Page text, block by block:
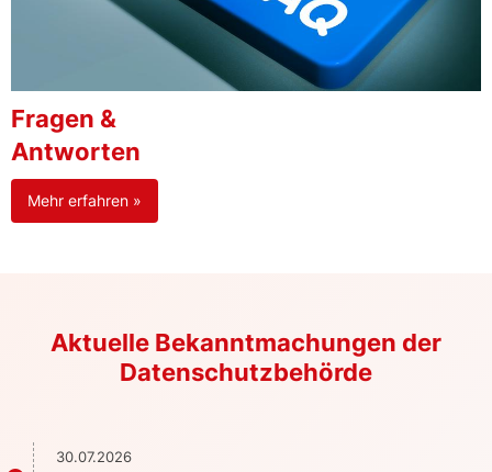
Fragen &
Antworten
Mehr erfahren »
Aktuelle Bekanntmachungen der
Datenschutzbehörde
30.07.2026